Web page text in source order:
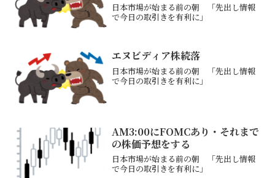
日本市場が始まる前の朝 「先出し情報
で今日の取引きを有利に」
エヌビディア株続落
日本市場が始まる前の朝 「先出し情報
で今日の取引きを有利に」
AM3:00にFOMCあり・それまで
の株価予想をする
日本市場が始まる前の朝 「先出し情報
で今日の取引きを有利に」